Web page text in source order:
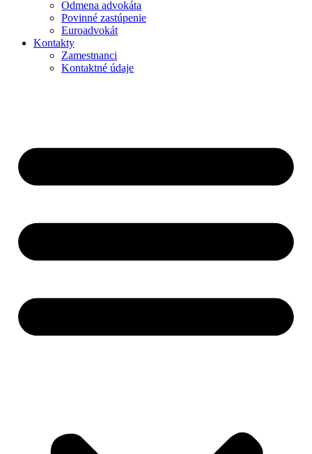
Odmena advokáta
Povinné zastúpenie
Euroadvokát
Kontakty
Zamestnanci
Kontaktné údaje